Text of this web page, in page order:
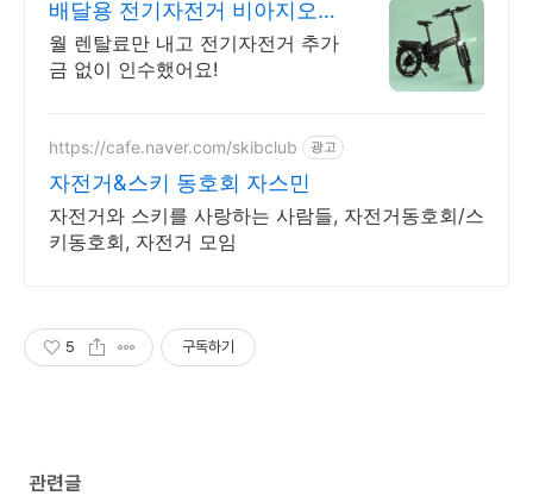
배달용 전기자전거 비아지오
추가금0원, 출퇴근자전거마련
월 렌탈료만 내고 전기자전거 추가
금 없이 인수했어요!
https://cafe.naver.com/skibclub 광고
자전거&스키 동호회 자스민
자전거와 스키를 사랑하는 사람들, 자전거동호회/스
키동호회, 자전거 모임
5 구독하기
관련글